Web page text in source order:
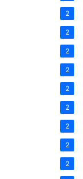
2
2
2
2
2
2
2
2
2